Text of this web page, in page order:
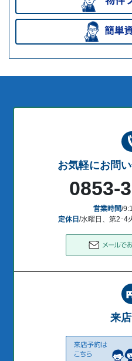
お気軽にお問
0853-
営業時間/
定休日 /水曜日、第2･4
来